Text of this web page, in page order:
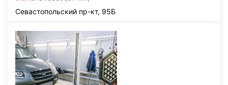
Севастопольский пр-кт, 95Б